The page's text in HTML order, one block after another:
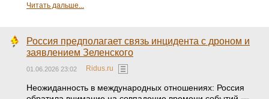
Читать дальше...
Россия предполагает связь инцидента с дроном и
заявлением Зеленского
01.06.2026 23:02 Ridus.ru
Неожиданность в международных отношениях: Россия